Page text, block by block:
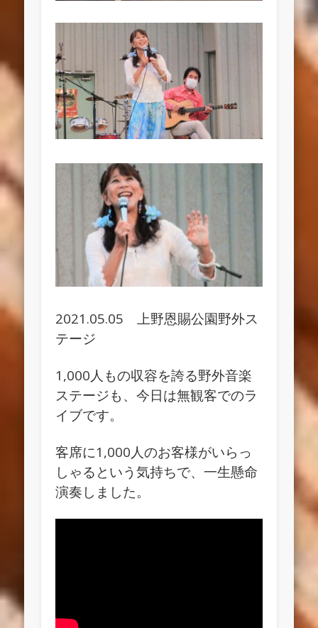
2021.05.05 上野恩賜公園野外ス
テージ
1,000人もの収容を誇る野外音楽
ステージも、今日は無観客でのラ
イブです。
客席に1,000人のお客様がいらっ
しゃるという気持ちで、一生懸命
演奏しました。